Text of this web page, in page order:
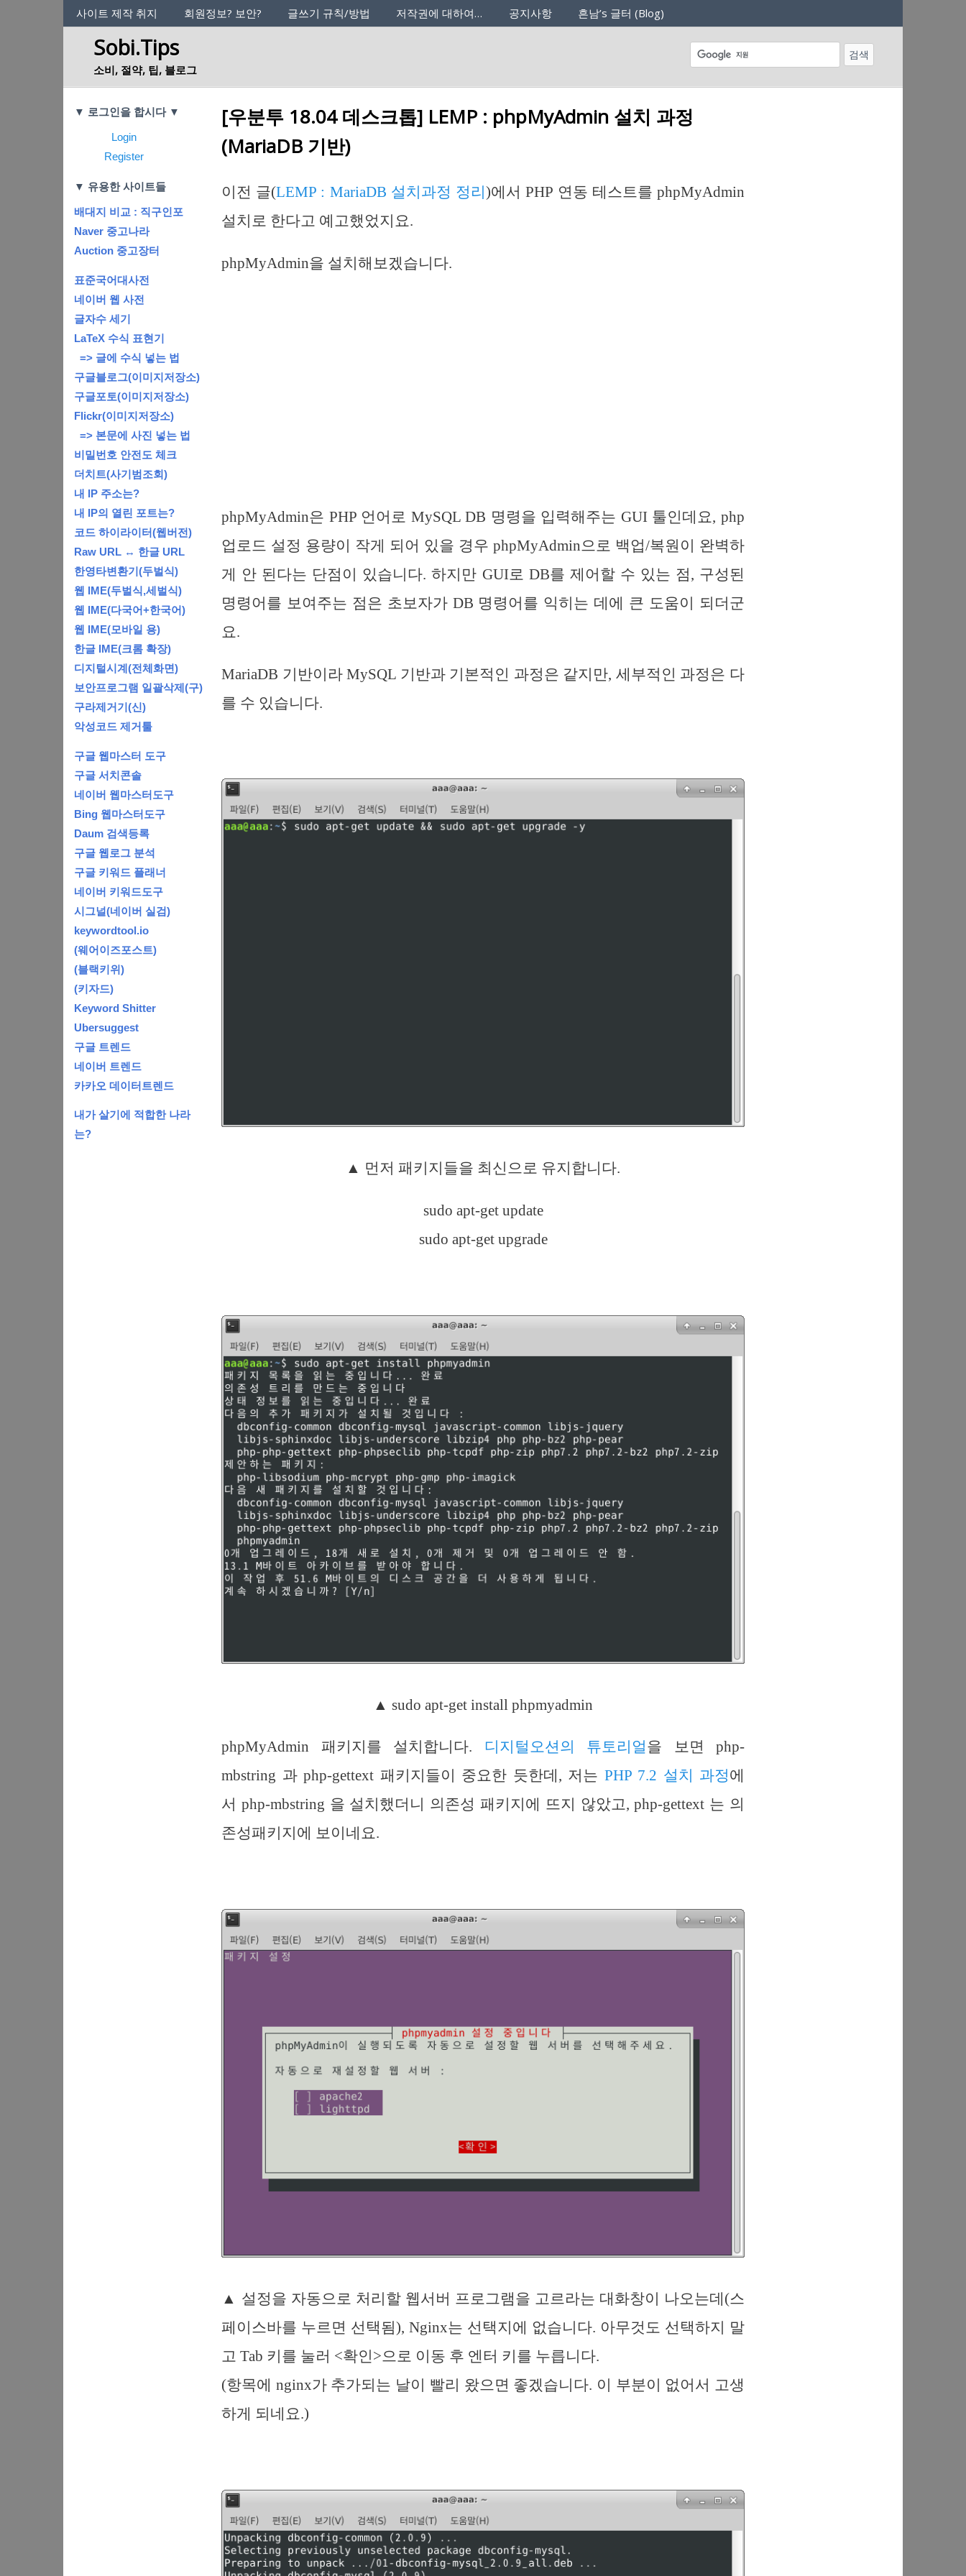
사이트의 정체성
사이트 제작 취지 회원정보? 보안? 글쓰기 규칙/방법 저작권에 대하여… 공지사항 흔남’s 글터 (Blog)
Sobi.Tips
소비, 절약, 팁, 블로그
Categories
[우분투 18.04 데스크톱] LEMP : phpMyAdmin 설치 과정
(MariaDB 기반)
이전 글(LEMP : MariaDB 설치과정 정리)에서 PHP 연동 테스트를 phpMyAdmin
설치로 한다고 예고했었지요.
phpMyAdmin을 설치해보겠습니다.
phpMyAdmin은 PHP 언어로 MySQL DB 명령을 입력해주는 GUI 툴인데요, php
업로드 설정 용량이 작게 되어 있을 경우 phpMyAdmin으로 백업/복원이 완벽하
게 안 된다는 단점이 있습니다. 하지만 GUI로 DB를 제어할 수 있는 점, 구성된
명령어를 보여주는 점은 초보자가 DB 명령어를 익히는 데에 큰 도움이 되더군
요.
MariaDB 기반이라 MySQL 기반과 기본적인 과정은 같지만, 세부적인 과정은 다
를 수 있습니다.
▲ 먼저 패키지들을 최신으로 유지합니다.
sudo apt-get update
sudo apt-get upgrade
▲ sudo apt-get install phpmyadmin
phpMyAdmin 패키지를 설치합니다. 디지털오션의 튜토리얼을 보면 php-
mbstring 과 php-gettext 패키지들이 중요한 듯한데, 저는 PHP 7.2 설치 과정에
서 php-mbstring 을 설치했더니 의존성 패키지에 뜨지 않았고, php-gettext 는 의
존성패키지에 보이네요.
▲ 설정을 자동으로 처리할 웹서버 프로그램을 고르라는 대화창이 나오는데(스
페이스바를 누르면 선택됨), Nginx는 선택지에 없습니다. 아무것도 선택하지 말
고 Tab 키를 눌러 <확인>으로 이동 후 엔터 키를 누릅니다.
(항목에 nginx가 추가되는 날이 빨리 왔으면 좋겠습니다. 이 부분이 없어서 고생
하게 되네요.)
▼ 로그인을 합시다 ▼
Login
Register
▼ 유용한 사이트들
배대지 비교 : 직구인포
Naver 중고나라
Auction 중고장터
표준국어대사전
네이버 웹 사전
글자수 세기
LaTeX 수식 표현기
=> 글에 수식 넣는 법
구글블로그(이미지저장소)
구글포토(이미지저장소)
Flickr(이미지저장소)
=> 본문에 사진 넣는 법
비밀번호 안전도 체크
더치트(사기범조회)
내 IP 주소는?
내 IP의 열린 포트는?
코드 하이라이터(웹버전)
Raw URL ↔ 한글 URL
한영타변환기(두벌식)
웹 IME(두벌식,세벌식)
웹 IME(다국어+한국어)
웹 IME(모바일 용)
한글 IME(크롬 확장)
디지털시계(전체화면)
보안프로그램 일괄삭제(구)
구라제거기(신)
악성코드 제거툴
구글 웹마스터 도구
구글 서치콘솔
네이버 웹마스터도구
Bing 웹마스터도구
Daum 검색등록
구글 웹로그 분석
구글 키워드 플래너
네이버 키워드도구
시그널(네이버 실검)
keywordtool.io
(웨어이즈포스트)
(블랙키위)
(키자드)
Keyword Shitter
Ubersuggest
구글 트렌드
네이버 트렌드
카카오 데이터트렌드
내가 살기에 적합한 나라
는?